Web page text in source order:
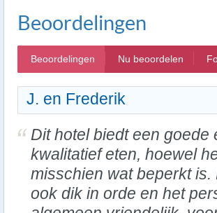
Beoordelingen
Beoordelingen Nu beoordelen
J. en Frederik
Dit hotel biedt een goede
kwalitatief eten, hoewel
misschien wat beperkt is.
ook dik in orde en het